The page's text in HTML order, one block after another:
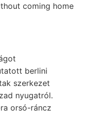
coming home
szerkezet
nyugatról.